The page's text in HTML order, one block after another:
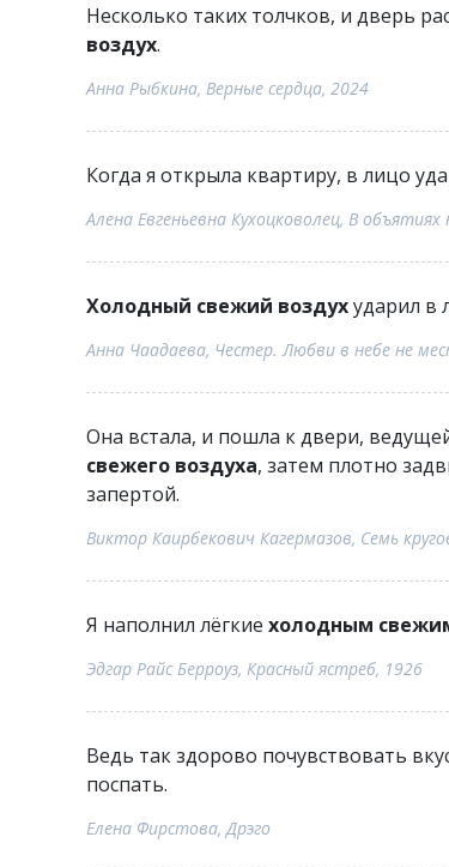
Несколько таких толчков, и дверь
воздух.
Анна Рыбкина, Верные сердца, 2024
Когда я открыла квартиру, в лицо
Алена Евгеньевна Кухоцковолец, В
Холодный свежий воздухударил в
Анна Чаадаева, Честер. Любви в небе не
Она встала, и пошла к двери,
свежего воздуха, затем плотно
запертой.
Виктор Каирбекович Кагермазов, Семь
Я наполнил лёгкие холодным
Эдгар Райс Берроуз, Красный ястреб, 1926
Ведь так здорово почувствовать
поспать.
Елена Фирстова, Дрэго